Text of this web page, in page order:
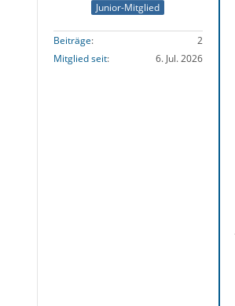
Junior-Mitglied
Beiträge
2
Mitglied seit
6. Jul. 2026